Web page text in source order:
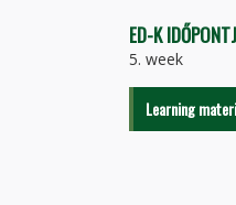
ED-K
5. week
Learning